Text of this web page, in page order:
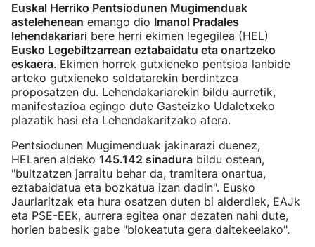
Euskal Herriko Pentsiodunen Mugimenduak
astelehenean emango dio Imanol Pradales
lehendakariari bere herri ekimen legegilea (HEL)
Eusko Legebiltzarrean eztabaidatu eta onartzeko
eskaera. Ekimen horrek gutxieneko pentsioa lanbide
arteko gutxieneko soldatarekin berdintzea
proposatzen du. Lehendakariarekin bildu aurretik,
manifestazioa egingo dute Gasteizko Udaletxeko
plazatik hasi eta Lehendakaritzako atera.
Pentsiodunen Mugimenduak jakinarazi duenez,
HELaren aldeko 145.142 sinadura bildu ostean,
"bultzatzen jarraitu behar da, tramitera onartua,
eztabaidatua eta bozkatua izan dadin". Eusko
Jaurlaritzak eta hura osatzen duten bi alderdiek, EAJk
eta PSE-EEk, aurrera egitea onar dezaten nahi dute,
horien babesik gabe "blokeatuta gera daitekeelako".